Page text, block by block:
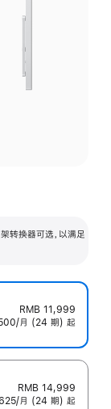
换器可选，以满足
RMB 11,999
月 (24 期) 起
RMB 14,999
月 (24 期) 起